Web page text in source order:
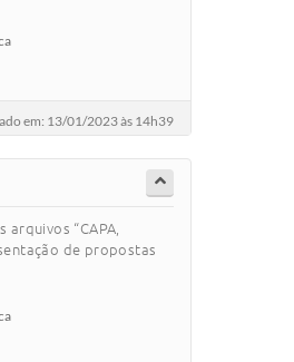
em: 13/01/2023 às 14h39
“CAPA,
de propostas